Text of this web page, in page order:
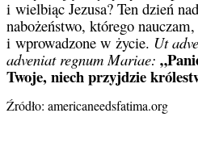
i wielbiąc Jezusa? Ten dzień
nabożeństwo, którego
i wprowadzone w życie. Ut
adveniat regnum Mariae:
Twoje, niech przyjdzie
Źródło: americaneedsfatima.org